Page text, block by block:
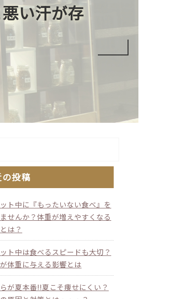
い汗が存
投稿
ト中に『もったいない食べ』を
せんか？体重が増えやすくなる
は？
ト中は食べるスピードも大切？
体重に与える影響とは
が夏本番!!夏こそ痩せにくい？